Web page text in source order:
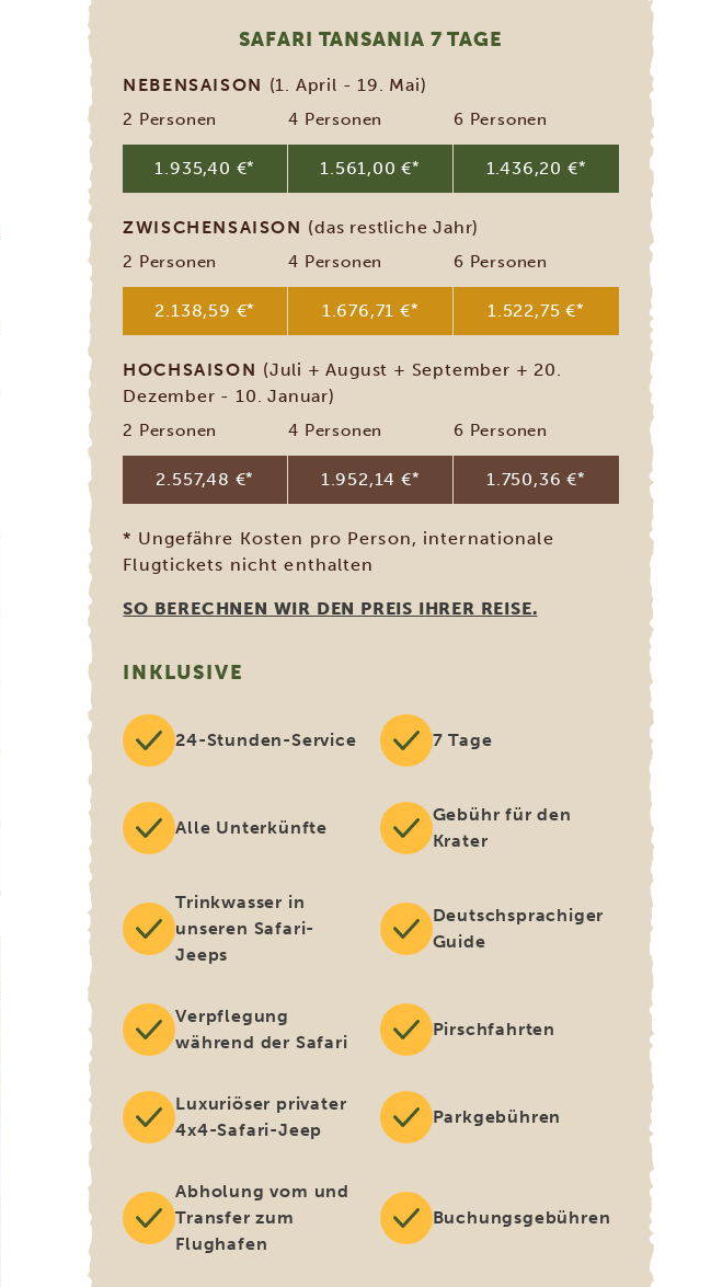
SAFARI TANSANIA 7 TAGE
NEBENSAISON (1. April - 19. Mai)
2 Personen
1.935,40 €*
4 Personen
1.561,00 €*
6 Personen
1.436,20 €*
ZWISCHENSAISON (das restliche Jahr)
2 Personen
2.138,59 €*
4 Personen
1.676,71 €*
6 Personen
1.522,75 €*
HOCHSAISON (Juli + August + September + 20.
Dezember - 10. Januar)
2 Personen
2.557,48 €*
4 Personen
1.952,14 €*
6 Personen
1.750,36 €*
* Ungefähre Kosten pro Person, internationale
Flugtickets nicht enthalten
SO BERECHNEN WIR DEN PREIS IHRER REISE.
INKLUSIVE
24-Stunden-Service 7 Tage
Alle Unterkünfte
Gebühr für den
Krater
Trinkwasser in
unseren Safari-
Jeeps
Deutschsprachiger
Guide
Verpflegung
während der Safari
Pirschfahrten
Luxuriöser privater
4x4-Safari-Jeep
Parkgebühren
Abholung vom und
Transfer zum
Flughafen
Buchungsgebühren